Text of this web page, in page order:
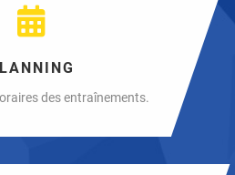
des entraînements.